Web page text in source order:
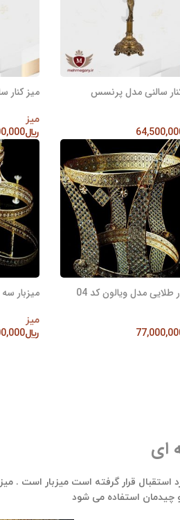
سالنی مدل پرنسس
به سبد خرید
میز کنار
میز
﷼
افزودن
طلایی مدل ویالون کد 04 میزبار سه
میز
﷼
ای
قرار گرفته است میزبار است .